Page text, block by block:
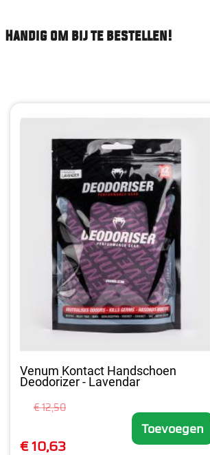
Handig om bij te bestellen!
Venum Kontact Handschoen
Deodorizer - Lavendar
€ 12,50
€ 10,63
Toevoegen